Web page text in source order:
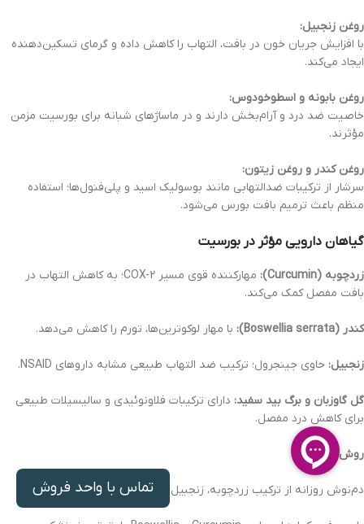
روغن زنجبیل:
با افزایش جریان خون در بافت، التهاب را کاهش داده و گرمای تسکین‌دهنده
ایجاد می‌کند.
روغن بابونه و اسطوخودوس:
خاصیت ضد درد و آرام‌بخش دارند و در ماساژهای شبانه برای بورسیت مزمن
مؤثرند.
روغن کندر و روغن زیتون:
سرشار از ترکیبات ضدالتهابی مانند بوسولیک اسید و پلی‌فنول‌ها؛ استفاده
منظم باعث ترمیم بافت بورس می‌شود.
گیاهان دارویی مؤثر در بورسیت
زردچوبه (Curcumin):
مهارکننده قوی مسیر COX-2؛ به کاهش التهاب در
بافت مفصل کمک می‌کند.
کندر (Boswellia serrata): با مهار لوکوترین‌ها، تورم را کاهش می‌دهد.
زنجبیل: حاوی جینجرول؛ ترکیب ضد التهاب طبیعی مشابه داروهای NSAID.
گل گاوزبان و برگ بید سفید: دارای ترکیبات فلاونوئیدی و سالیسیلات طبیعی
برای کاهش درد مفصل.
روش مصرف:
دم‌نوش روزانه از ترکیب زردچوبه، زنجبیل و کندرتماس با واحد فروش